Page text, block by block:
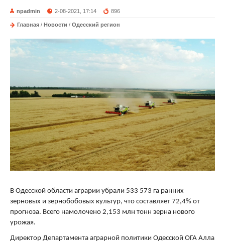
npadmin 2-08-2021, 17:14 896
Главная / Новости / Одесский регион
В Одесской области аграрии убрали 533 573 га ранних
зерновых и зернобобовых культур, что составляет 72,4% от
прогноза. Всего намолочено 2,153 млн тонн зерна нового
урожая.
Директор Департамента аграрной политики Одесской ОГА Алла